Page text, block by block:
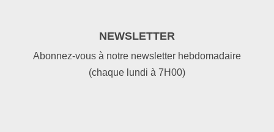
NEWSLETTER
Abonnez-vous à notre newsletter hebdomadaire
(chaque lundi à 7H00)